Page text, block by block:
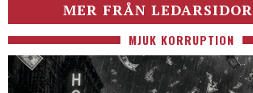
MER FRÅN
MJUK KORRUPTION